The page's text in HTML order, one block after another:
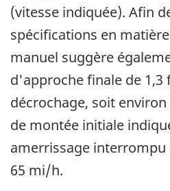
(vitesse indiquée). Afin
spécifications en
manuel suggère
d'approche finale de 1,3
décrochage, soit
de montée initiale
amerrissage interrompu
65 mi/h.